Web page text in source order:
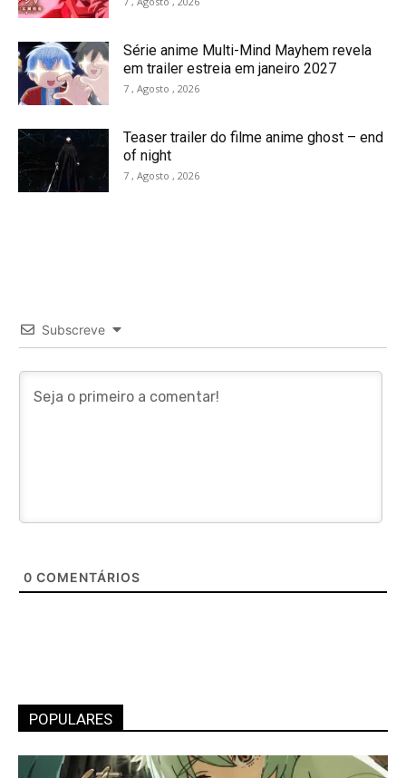
Série anime Multi-Mind Mayhem revela
em trailer estreia em janeiro 2027
7 , Agosto , 2026
Teaser trailer do filme anime ghost – end
of night
7 , Agosto , 2026
Subscreve
0 COMENTÁRIOS
POPULARES